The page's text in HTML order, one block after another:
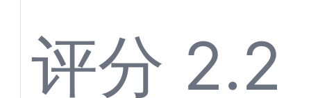
评分 2.2